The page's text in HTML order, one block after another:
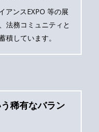
アンスEXPO 等の展
法務コミュニティと
積しています。
稀有なバラン